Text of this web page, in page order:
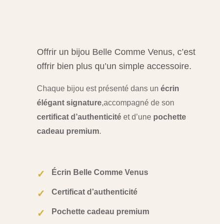
Offrir un bijou Belle Comme Venus, c’est
offrir bien plus qu’un simple accessoire.
Chaque bijou est présenté dans un écrin
élégant signature,accompagné de son
certificat d’authenticitéet d’une pochette
cadeau premium.
✓ Écrin Belle Comme Venus
✓ Certificat d’authenticité
✓ Pochette cadeau premium